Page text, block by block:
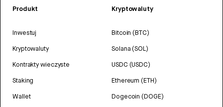
Produkt
Inwestuj
Kryptowaluty
Kontrakty wieczyste
Staking
Wallet
Kryptowaluty
Bitcoin (BTC)
Solana (SOL)
USDC (USDC)
Ethereum (ETH)
Dogecoin (DOGE)